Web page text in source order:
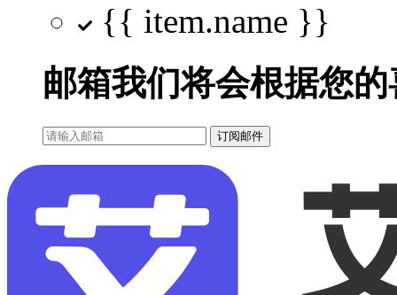
{{ item.name }}
邮箱我们将会根据您
订阅邮件